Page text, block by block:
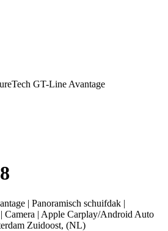
GT-Line Avantage
| Panoramisch schuifdak |
Camera | Apple Carplay/Android Auto
Zuidoost, (NL)